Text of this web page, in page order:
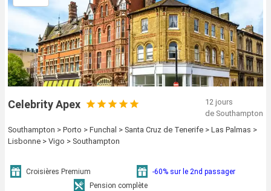
Celebrity Apex
12 jours
de Southampton
Southampton > Porto > Funchal > Santa Cruz de Tenerife > Las Palmas >
Lisbonne > Vigo > Southampton
Croisières Premium
-60% sur le 2nd passager
Pension complète